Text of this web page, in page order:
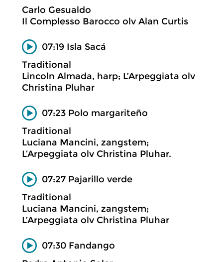
Carlo Gesualdo
Il Complesso Barocco olv Alan Curtis
07:19 Isla Sacá
Traditional
Lincoln Almada, harp; L’Arpeggiata olv
Christina Pluhar
07:23 Polo margariteño
Traditional
Luciana Mancini, zangstem;
L’Arpeggiata olv Christina Pluhar.
07:27 Pajarillo verde
Traditional
Luciana Mancini, zangstem;
L’Arpeggiata olv Christina Pluhar
07:30 Fandango